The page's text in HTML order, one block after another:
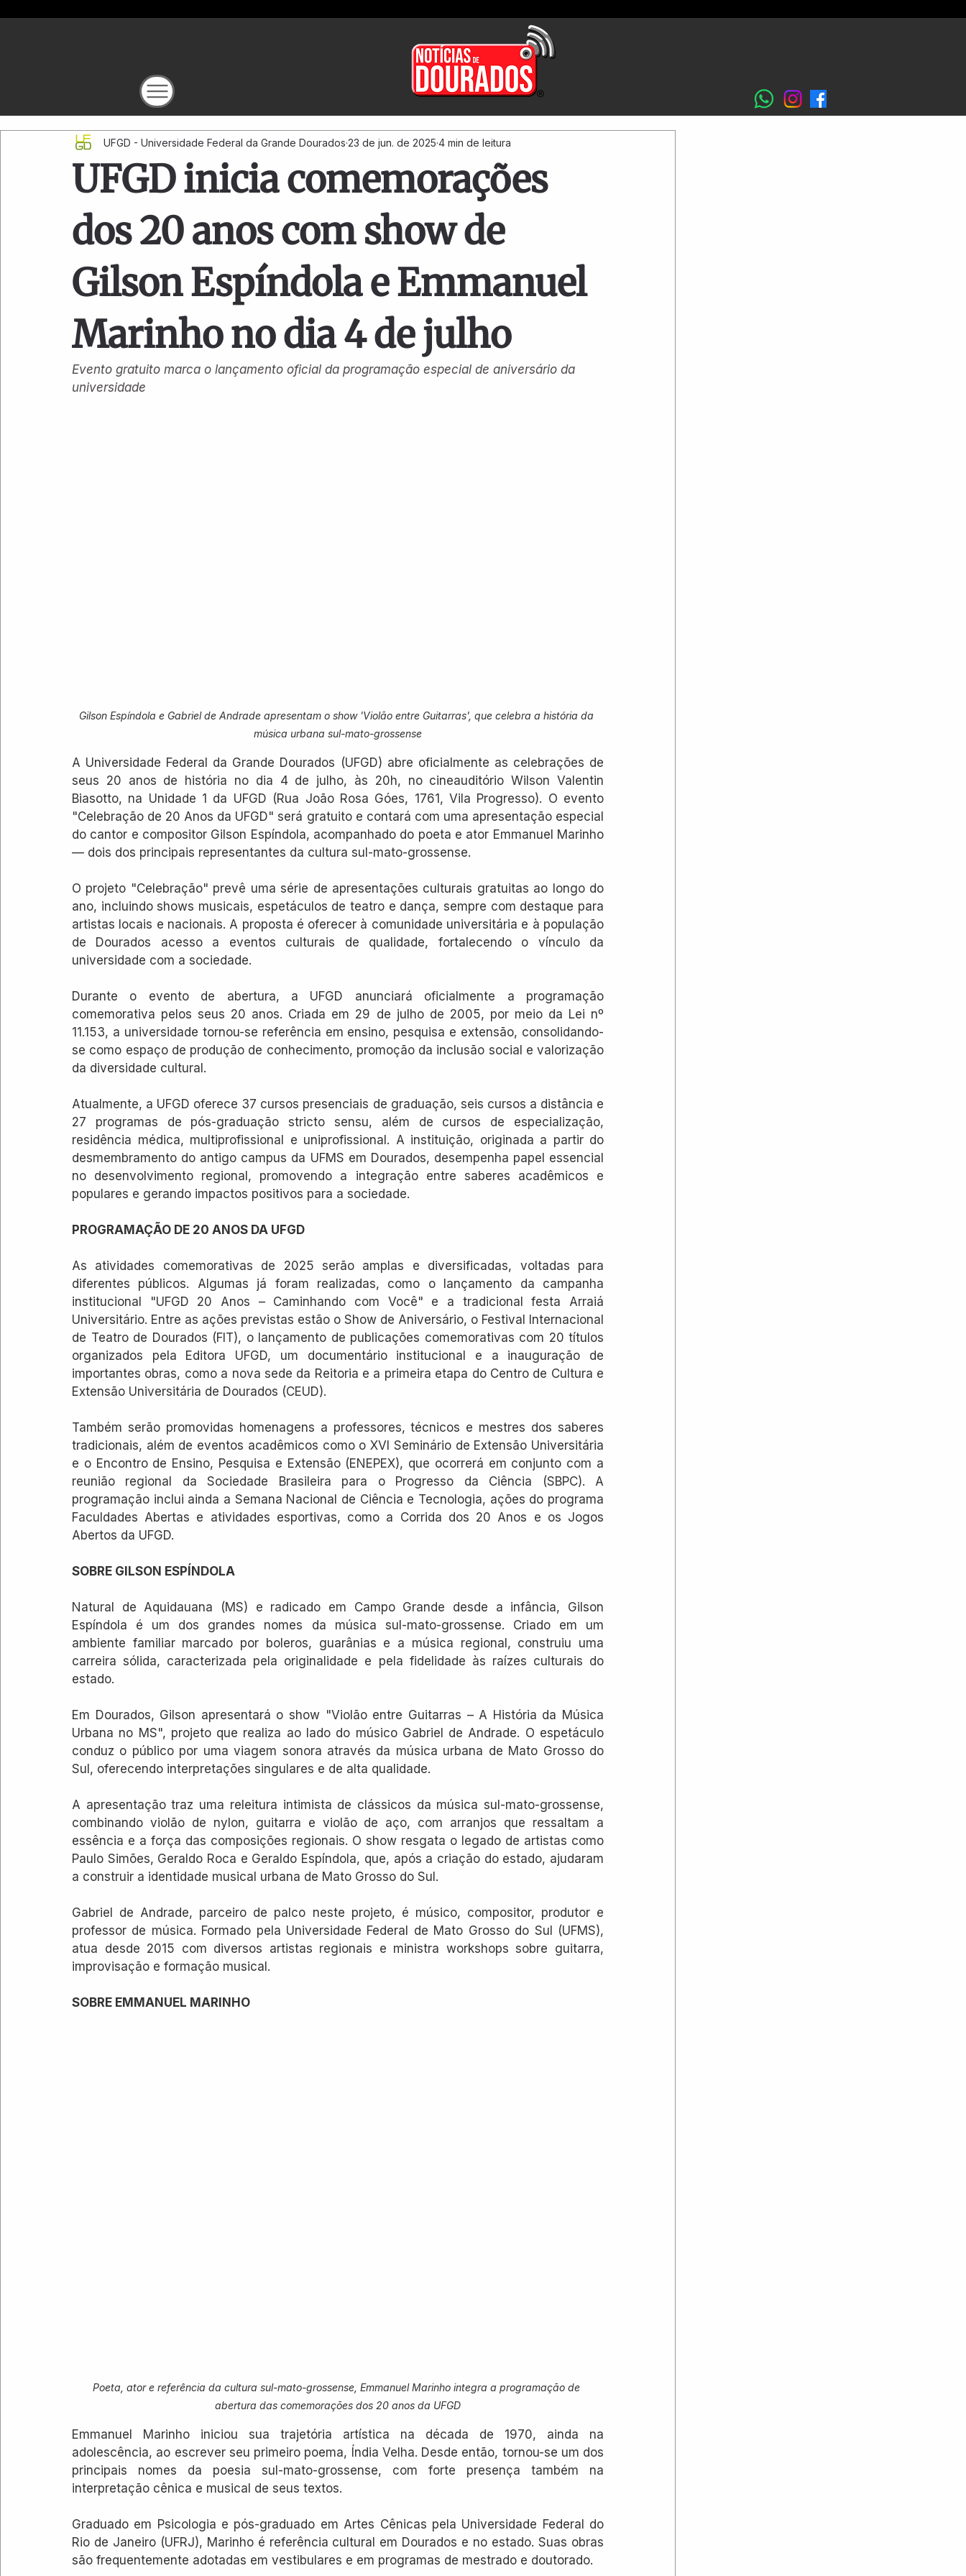
UFGD inicia comemorações
dos 20 anos com show de
Gilson Espíndola e Emmanuel
Marinho no dia 4 de julho
UFGD - Universidade Federal da Grande Dourados 23 de jun. de 2025 4 min de leitura
Evento gratuito marca o lançamento oficial da programação especial de aniversário da
universidade
Gilson Espíndola e Gabriel de Andrade apresentam o show 'Violão entre Guitarras', que celebra a história da
música urbana sul-mato-grossense
A Universidade Federal da Grande Dourados (UFGD) abre oficialmente as celebrações de
seus 20 anos de história no dia 4 de julho, às 20h, no cineauditório Wilson Valentin
Biasotto, na Unidade 1 da UFGD (Rua João Rosa Góes, 1761, Vila Progresso). O evento
"Celebração de 20 Anos da UFGD" será gratuito e contará com uma apresentação especial
do cantor e compositor Gilson Espíndola, acompanhado do poeta e ator Emmanuel Marinho
— dois dos principais representantes da cultura sul-mato-grossense.
O projeto "Celebração" prevê uma série de apresentações culturais gratuitas ao longo do
ano, incluindo shows musicais, espetáculos de teatro e dança, sempre com destaque para
artistas locais e nacionais. A proposta é oferecer à comunidade universitária e à população
de Dourados acesso a eventos culturais de qualidade, fortalecendo o vínculo da
universidade com a sociedade.
Durante o evento de abertura, a UFGD anunciará oficialmente a programação
comemorativa pelos seus 20 anos. Criada em 29 de julho de 2005, por meio da Lei nº
11.153, a universidade tornou-se referência em ensino, pesquisa e extensão, consolidando-
se como espaço de produção de conhecimento, promoção da inclusão social e valorização
da diversidade cultural.
Atualmente, a UFGD oferece 37 cursos presenciais de graduação, seis cursos a distância e
27 programas de pós-graduação stricto sensu, além de cursos de especialização,
residência médica, multiprofissional e uniprofissional. A instituição, originada a partir do
desmembramento do antigo campus da UFMS em Dourados, desempenha papel essencial
no desenvolvimento regional, promovendo a integração entre saberes acadêmicos e
populares e gerando impactos positivos para a sociedade.
PROGRAMAÇÃO DE 20 ANOS DA UFGD
As atividades comemorativas de 2025 serão amplas e diversificadas, voltadas para
diferentes públicos. Algumas já foram realizadas, como o lançamento da campanha
institucional "UFGD 20 Anos – Caminhando com Você" e a tradicional festa Arraiá
Universitário. Entre as ações previstas estão o Show de Aniversário, o Festival Internacional
de Teatro de Dourados (FIT), o lançamento de publicações comemorativas com 20 títulos
organizados pela Editora UFGD, um documentário institucional e a inauguração de
importantes obras, como a nova sede da Reitoria e a primeira etapa do Centro de Cultura e
Extensão Universitária de Dourados (CEUD).
Também serão promovidas homenagens a professores, técnicos e mestres dos saberes
tradicionais, além de eventos acadêmicos como o XVI Seminário de Extensão Universitária
e o Encontro de Ensino, Pesquisa e Extensão (ENEPEX), que ocorrerá em conjunto com a
reunião regional da Sociedade Brasileira para o Progresso da Ciência (SBPC). A
programação inclui ainda a Semana Nacional de Ciência e Tecnologia, ações do programa
Faculdades Abertas e atividades esportivas, como a Corrida dos 20 Anos e os Jogos
Abertos da UFGD.
SOBRE GILSON ESPÍNDOLA
Natural de Aquidauana (MS) e radicado em Campo Grande desde a infância, Gilson
Espíndola é um dos grandes nomes da música sul-mato-grossense. Criado em um
ambiente familiar marcado por boleros, guarânias e a música regional, construiu uma
carreira sólida, caracterizada pela originalidade e pela fidelidade às raízes culturais do
estado.
Em Dourados, Gilson apresentará o show "Violão entre Guitarras – A História da Música
Urbana no MS", projeto que realiza ao lado do músico Gabriel de Andrade. O espetáculo
conduz o público por uma viagem sonora através da música urbana de Mato Grosso do
Sul, oferecendo interpretações singulares e de alta qualidade.
A apresentação traz uma releitura intimista de clássicos da música sul-mato-grossense,
combinando violão de nylon, guitarra e violão de aço, com arranjos que ressaltam a
essência e a força das composições regionais. O show resgata o legado de artistas como
Paulo Simões, Geraldo Roca e Geraldo Espíndola, que, após a criação do estado, ajudaram
a construir a identidade musical urbana de Mato Grosso do Sul.
Gabriel de Andrade, parceiro de palco neste projeto, é músico, compositor, produtor e
professor de música. Formado pela Universidade Federal de Mato Grosso do Sul (UFMS),
atua desde 2015 com diversos artistas regionais e ministra workshops sobre guitarra,
improvisação e formação musical.
SOBRE EMMANUEL MARINHO
Poeta, ator e referência da cultura sul-mato-grossense, Emmanuel Marinho integra a programação de
abertura das comemorações dos 20 anos da UFGD
Emmanuel Marinho iniciou sua trajetória artística na década de 1970, ainda na
adolescência, ao escrever seu primeiro poema, Índia Velha. Desde então, tornou-se um dos
principais nomes da poesia sul-mato-grossense, com forte presença também na
interpretação cênica e musical de seus textos.
Graduado em Psicologia e pós-graduado em Artes Cênicas pela Universidade Federal do
Rio de Janeiro (UFRJ), Marinho é referência cultural em Dourados e no estado. Suas obras
são frequentemente adotadas em vestibulares e em programas de mestrado e doutorado.